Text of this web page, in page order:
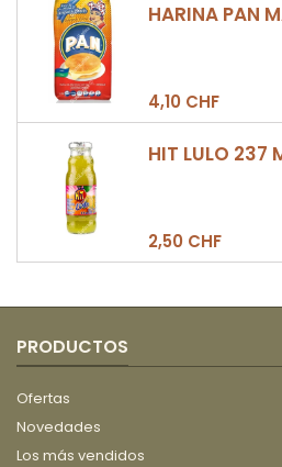
4,10 CHF
HIT LULO 237
2,50 CHF
PRODUCTOS
Ofertas
Novedades
Los más vendidos